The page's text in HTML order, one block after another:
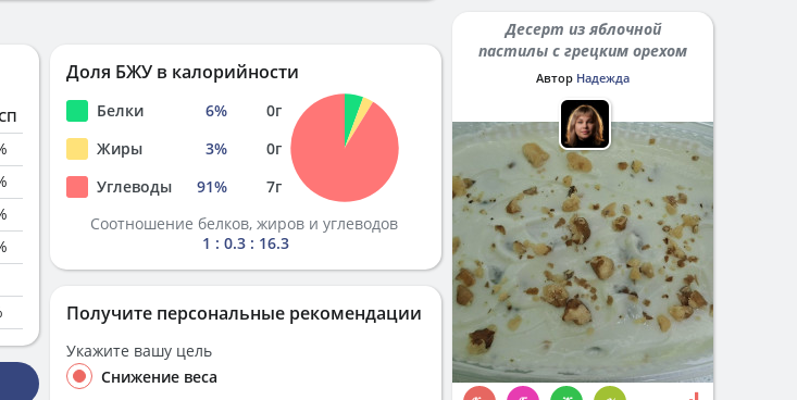
Доля БЖУ в калорийности
Белки 6% 0г
Жиры
3% 0г
Углеводы
91% 7г
Соотношение белков, жиров и углеводов
1 : 0.3 : 16.3
Получите персональные рекомендации
Укажите вашу цель
Снижение веса
Десерт из яблочной
пастилы с грецким орехом
Автор Надежда